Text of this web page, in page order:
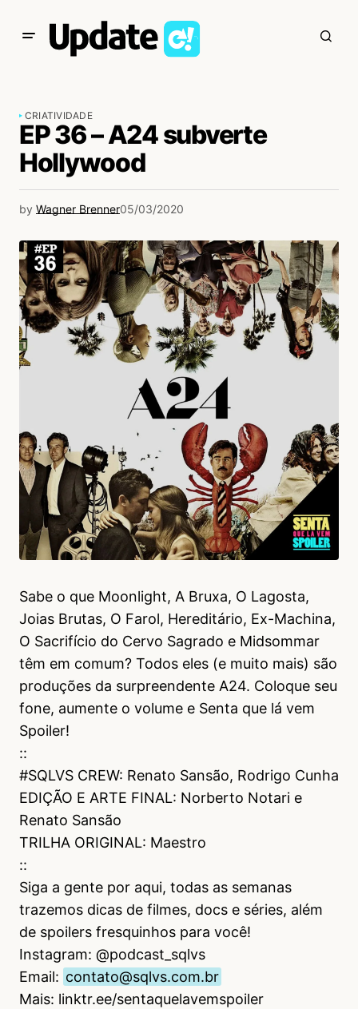
CRIATIVIDADE
EP 36 – A24 subverte
Hollywood
by Wagner Brenner05/03/2020
Sabe o que Moonlight, A Bruxa, O Lagosta,
Joias Brutas, O Farol, Hereditário, Ex-Machina,
O Sacrifício do Cervo Sagrado e Midsommar
têm em comum? Todos eles (e muito mais) são
produções da surpreendente A24. Coloque seu
fone, aumente o volume e Senta que lá vem
Spoiler!
::
#SQLVS CREW: Renato Sansão, Rodrigo Cunha
EDIÇÃO E ARTE FINAL: Norberto Notari e
Renato Sansão
TRILHA ORIGINAL: Maestro
::
Siga a gente por aqui, todas as semanas
trazemos dicas de filmes, docs e séries, além
de spoilers fresquinhos para você!
Instagram: @podcast_sqlvs
Email: contato@sqlvs.com.br
Mais: linktr.ee/sentaquelavemspoiler